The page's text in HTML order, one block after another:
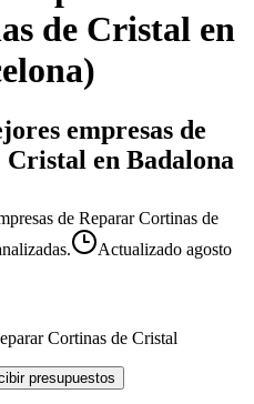
de Cristal en
)
empresas de
en Badalona
de Reparar Cortinas de
Actualizado agosto
Cortinas de Cristal
presupuestos